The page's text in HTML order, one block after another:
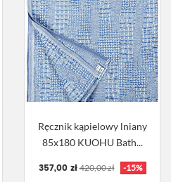
Ręcznik kąpielowy lniany
85x180 KUOHU Bath...
357,00 zł 420,00 zł
-15%